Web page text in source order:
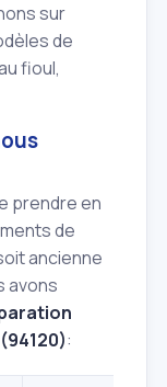
sur
de
fioul,
prendre en
de
ancienne
avons
: